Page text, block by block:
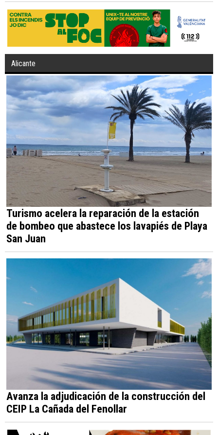
Alicante
Turismo acelera la reparación de la estación
de bombeo que abastece los lavapiés de Playa
San Juan
Avanza la adjudicación de la construcción del
CEIP La Cañada del Fenollar